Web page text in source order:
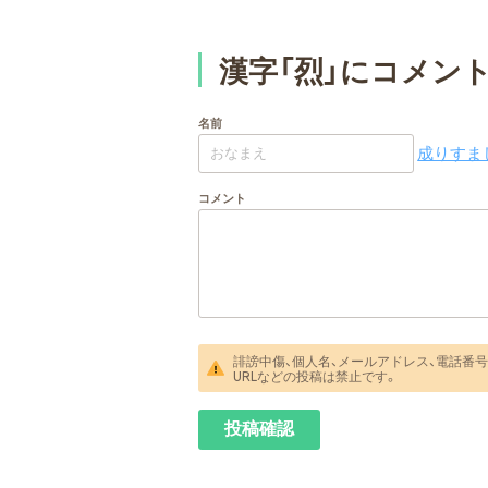
漢字「烈」にコメン
名前
成りすま
コメント
誹謗中傷、個人名、メールアドレス、電話番号
URLなどの投稿は禁止です。